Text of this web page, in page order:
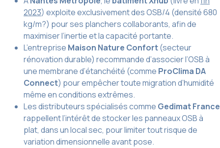
2023) exploite exclusivement des OSB/4 (densité 680
kg/m?) pour ses planchers collaborants, afin de
maximiser l’inertie et la capacité portante.
L’entreprise Maison Nature Confort(secteur
rénovation durable) recommande d’associer l’OSB à
une membrane d’étanchéité (comme ProClima DA
Connect) pour empêcher toute migration d’humidité
même en conditions extrêmes.
Les distributeurs spécialisés comme Gedimat France
rappellent l’intérêt de stocker les panneaux OSB à
plat, dans un local sec, pour limiter tout risque de
variation dimensionnelle avant pose.